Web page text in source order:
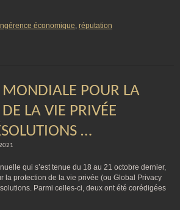
économique, réputation
MONDIALE POUR LA
LA VIE PRIVÉE
…
qui s’est tenue du 18 au 21 octobre dernier,
la protection de la vie privée (ou Global Privacy
Parmi celles-ci, deux ont été corédigées